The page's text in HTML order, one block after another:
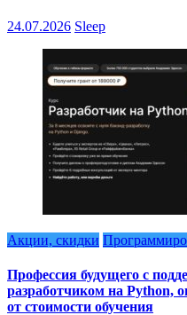
24.07.2026 Sleep
Акции, скидки
Профессия будущего с
разработчиком на Python,
от стоимости обучения